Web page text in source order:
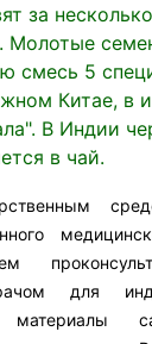
за
Молотые
смесь 5
Китае, в
В Индии
в чай.
для
материалы